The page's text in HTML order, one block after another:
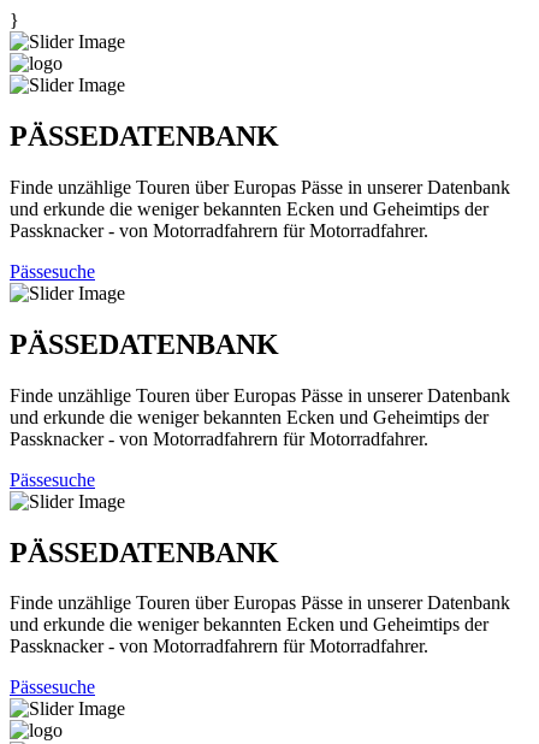
}
PÄSSEDATENBANK
Finde unzählige Touren über Europas Pässe in unserer Datenbank
und erkunde die weniger bekannten Ecken und Geheimtips der
Passknacker - von Motorradfahrern für Motorradfahrer.
Pässesuche
PÄSSEDATENBANK
Finde unzählige Touren über Europas Pässe in unserer Datenbank
und erkunde die weniger bekannten Ecken und Geheimtips der
Passknacker - von Motorradfahrern für Motorradfahrer.
Pässesuche
PÄSSEDATENBANK
Finde unzählige Touren über Europas Pässe in unserer Datenbank
und erkunde die weniger bekannten Ecken und Geheimtips der
Passknacker - von Motorradfahrern für Motorradfahrer.
Pässesuche